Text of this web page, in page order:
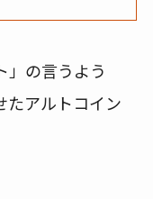
」の言うよう
たアルトコイン